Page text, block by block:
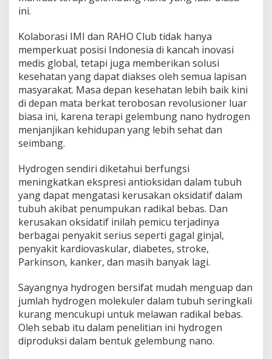
ini.
Kolaborasi IMI dan RAHO Club tidak hanya
memperkuat posisi Indonesia di kancah inovasi
medis global, tetapi juga memberikan solusi
kesehatan yang dapat diakses oleh semua lapisan
masyarakat. Masa depan kesehatan lebih baik kini
di depan mata berkat terobosan revolusioner luar
biasa ini, karena terapi gelembung nano hydrogen
menjanjikan kehidupan yang lebih sehat dan
seimbang.
Hydrogen sendiri diketahui berfungsi
meningkatkan ekspresi antioksidan dalam tubuh
yang dapat mengatasi kerusakan oksidatif dalam
tubuh akibat penumpukan radikal bebas. Dan
kerusakan oksidatif inilah pemicu terjadinya
berbagai penyakit serius seperti gagal ginjal,
penyakit kardiovaskular, diabetes, stroke,
Parkinson, kanker, dan masih banyak lagi.
Sayangnya hydrogen bersifat mudah menguap dan
jumlah hydrogen molekuler dalam tubuh seringkali
kurang mencukupi untuk melawan radikal bebas.
Oleh sebab itu dalam penelitian ini hydrogen
diproduksi dalam bentuk gelembung nano.